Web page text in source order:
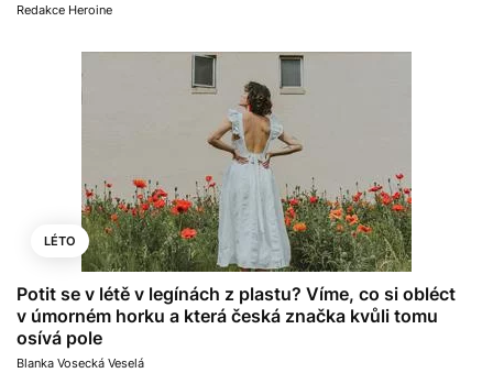
Redakce Heroine
LÉTO
Potit se v létě v legínách z plastu? Víme, co si obléct
v úmorném horku a která česká značka kvůli tomu
osívá pole
Blanka Vosecká Veselá